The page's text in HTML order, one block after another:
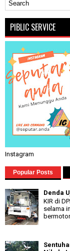
PIBLIC SERVICE
Instagram
Popular Posts
Denda
KIR di
selama